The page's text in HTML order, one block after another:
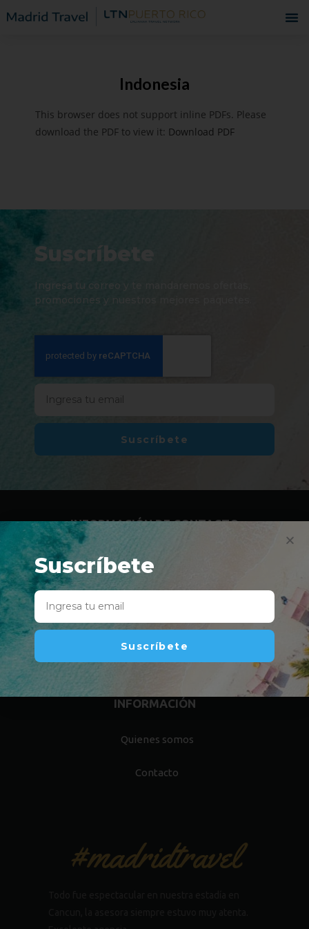
Indonesia
This browser does not support inline PDFs. Please
download the PDF to view it: Download PDF
Suscríbete
Ingresa tu correo y te mandaremos ofertas,
promociones y nuestros mejores paquetes.
Suscríbete
INFORMACIÓN DE CONTACTO
, Av 65 de Infantería y Avenida Barbosa
San Juan, Puerto Rico
De lunes a viernes de 9am a 6pm, Sabados 9:00 am a 12:30
INFORMACIÓN
Quienes somos
Contacto
#madridtravel
Suscríbete
Suscríbete